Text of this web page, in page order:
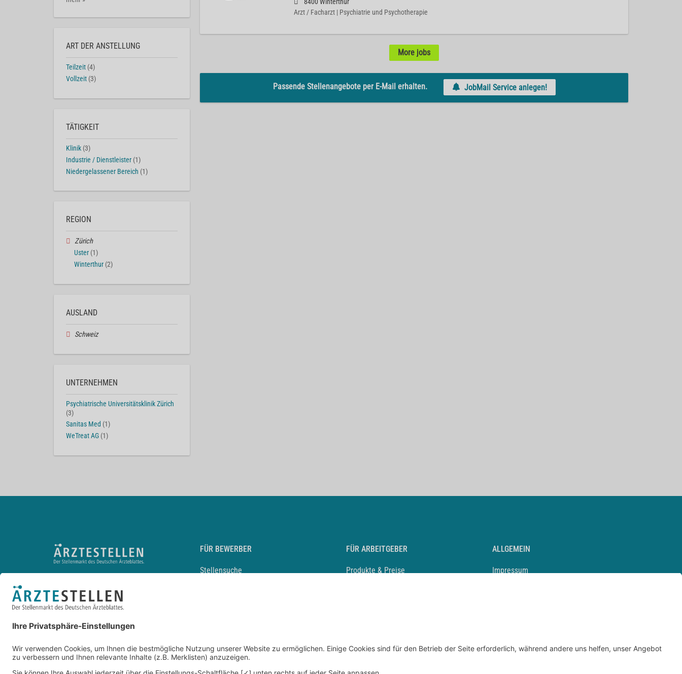
8400 Winterthur
Arzt / Facharzt | Psychiatrie und Psychotherapie
More jobs
Passende Stellenangebote per E-Mail erhalten. JobMail Service anlegen!
ART DER ANSTELLUNG
Teilzeit (4)
Vollzeit (3)
TÄTIGKEIT
Klinik (3)
Industrie / Dienstleister (1)
Niedergelassener Bereich (1)
REGION
Zürich
Uster (1)
Winterthur (2)
AUSLAND
Schweiz
UNTERNEHMEN
Psychiatrische Universitätsklinik Zürich
(3)
Sanitas Med (1)
WeTreat AG (1)
FÜR BEWERBER
Stellensuche
Durchsuchen Sie den Stellenkatalog
FÜR ARBEITGEBER
Produkte & Preise
ALLGEMEIN
Impressum